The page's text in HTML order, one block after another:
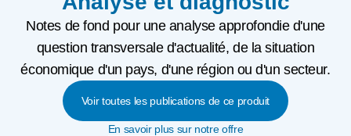
Notes de fond pour une analyse approfondie d'une
question transversale d'actualité, de la situation
économique d'un pays, d'une région ou d'un secteur.
Voir toutes les publications de ce produit
En savoir plus sur notre offre